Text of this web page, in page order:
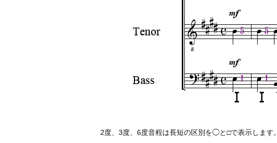
2度、3度、6度音程は長短の区別を◯と□で表示します。